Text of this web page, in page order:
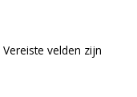
Vereiste velden zijn